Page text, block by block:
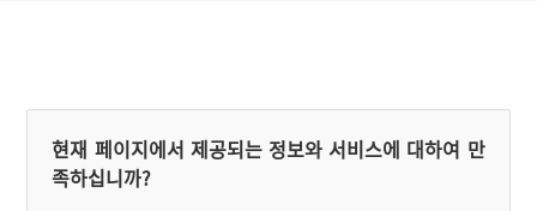
현재 페이지에서 제공되는 정보와 서비스에 대하여 만
족하십니까?